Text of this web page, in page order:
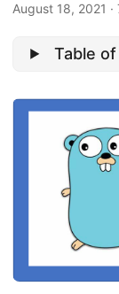
August 18, 2021 ·
Table